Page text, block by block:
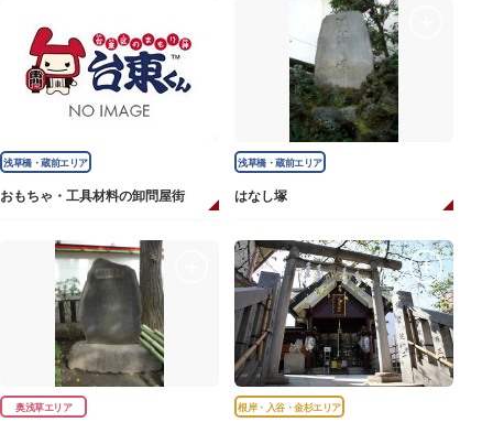
浅草橋・蔵前エリア
おもちゃ・工具材料の卸問屋街
浅草橋・蔵前エリア
はなし塚
奥浅草エリア 根岸・入谷・金杉エリア